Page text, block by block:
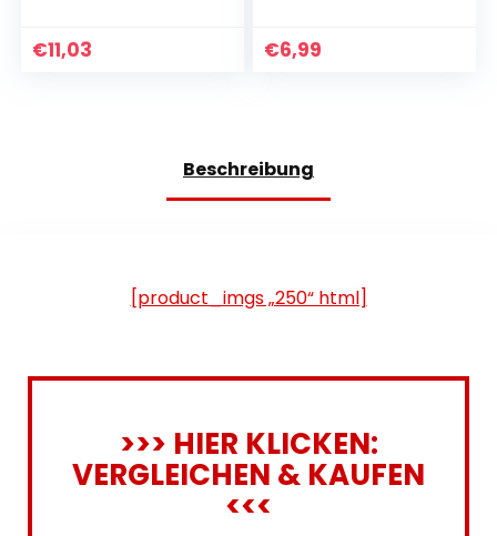
€11,03
Detritus und
Schmutz in
€6,99
Beschreibung
[product_imgs „250“ html]
>>> HIER KLICKEN:
VERGLEICHEN & KAUFEN
<<<